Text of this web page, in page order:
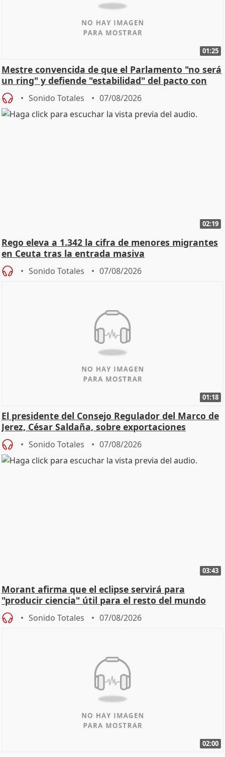
01:25
Mestre convencida de que el Parlamento "no será
un ring" y defiende "estabilidad" del pacto con
Vox
Sonido Totales 07/08/2026
02:19
Rego eleva a 1.342 la cifra de menores migrantes
en Ceuta tras la entrada masiva
Sonido Totales 07/08/2026
01:18
El presidente del Consejo Regulador del Marco de
Jerez, César Saldaña, sobre exportaciones
Sonido Totales 07/08/2026
03:43
Morant afirma que el eclipse servirá para
"producir ciencia" útil para el resto del mundo
Sonido Totales 07/08/2026
02:00